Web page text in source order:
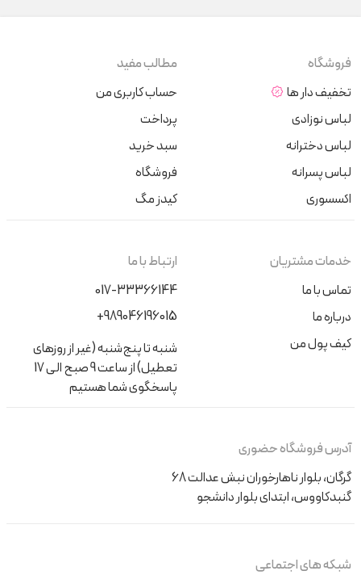
فروشگاه
تخفیف دار ها
لباس نوزادی
لباس دخترانه
لباس پسرانه
اکسسوری
مطالب مفید
حساب کاربری من
پرداخت
سبد خرید
فروشگاه
کیدز مگ
خدمات مشتریان
تماس با ما
درباره ما
کیف پول من
ارتباط با ما
017-33366144
+989046196015
شنبه تا پنج‌شنبه (غیر از روزهای
تعطیل) از ساعت 9 صبح الی 17
پاسخگوی شما هستیم
آدرس فروشگاه حضوری
گرگان، بلوار ناهارخوران نبش عدالت 68
گنبدکاووس، ابتدای بلوار دانشجو
شبکه های اجتماعی